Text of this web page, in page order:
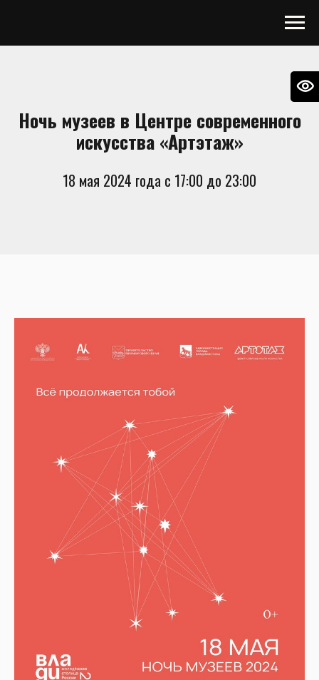
Ночь музеев в Центре современного
искусства «Артэтаж»
18 мая 2024 года с 17:00 до 23:00